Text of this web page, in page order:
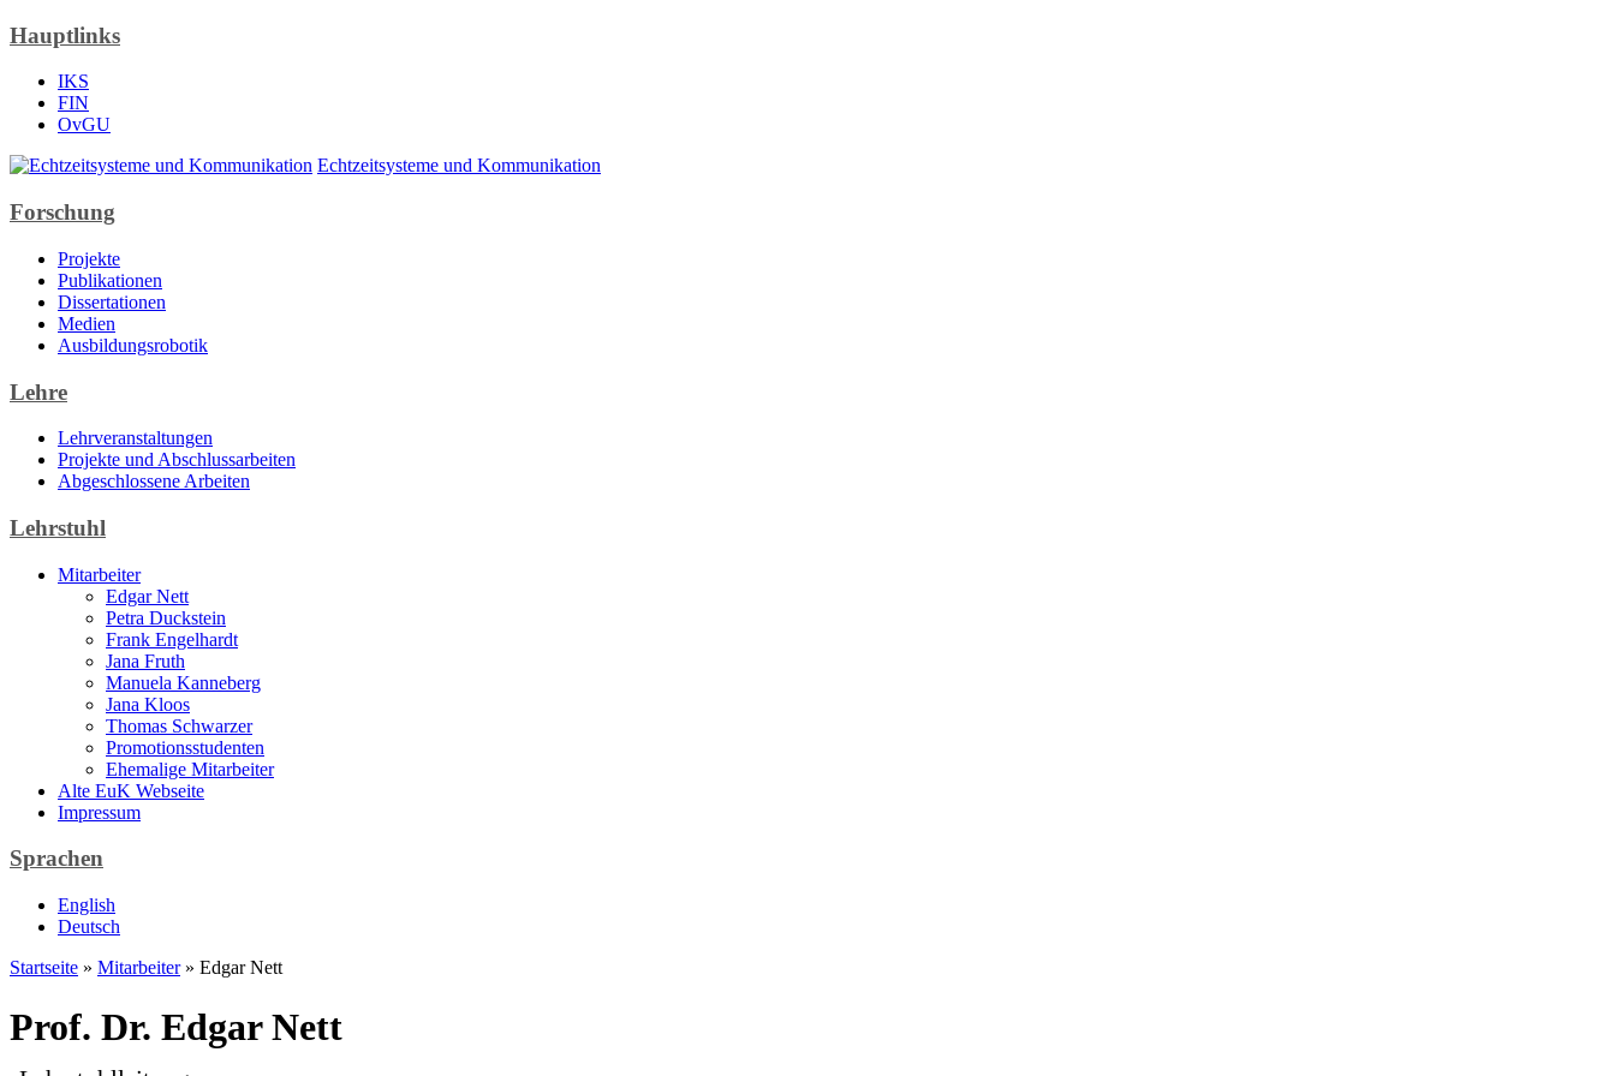
Hauptlinks
IKS
FIN
OvGU
Echtzeitsysteme und Kommunikation
Forschung
Projekte
Publikationen
Dissertationen
Medien
Ausbildungsrobotik
Lehre
Lehrveranstaltungen
Projekte und Abschlussarbeiten
Abgeschlossene Arbeiten
Lehrstuhl
Mitarbeiter
Edgar Nett
Petra Duckstein
Frank Engelhardt
Jana Fruth
Manuela Kanneberg
Jana Kloos
Thomas Schwarzer
Promotionsstudenten
Ehemalige Mitarbeiter
Alte EuK Webseite
Impressum
Sprachen
English
Deutsch
Startseite » Mitarbeiter» Edgar Nett
Prof. Dr. Edgar Nett